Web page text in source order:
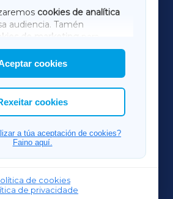
cookies de analítica
audiencia. Tamén
de marketing
de terceiros.
personalizar a elección das
permitir.
cookies
cookies
a túa aceptación de cookies?
Faino aquí.
de cookies
de privacidade
AMARIÑAXA
ACORUÑAXA
FERROLXA
OURENSEXA